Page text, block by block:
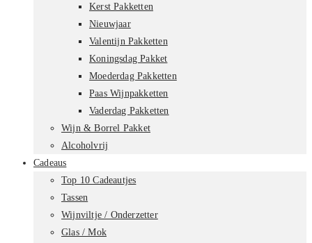
Kerst Pakketten
Nieuwjaar
Valentijn Pakketten
Koningsdag Pakket
Moederdag Pakketten
Paas Wijnpakketten
Vaderdag Pakketten
Wijn & Borrel Pakket
Alcoholvrij
Cadeaus
Top 10 Cadeautjes
Tassen
Wijnviltje / Onderzetter
Glas / Mok